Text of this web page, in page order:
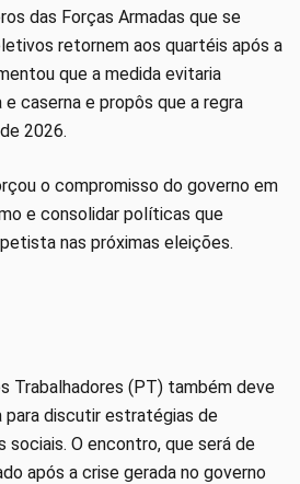
das Forças Armadas que se
retornem aos quartéis após a
que a medida evitaria
caserna e propôs que a regra
2026.
o compromisso do governo em
e consolidar políticas que
nas próximas eleições.
Trabalhadores (PT) também deve
para discutir estratégias de
sociais. O encontro, que será de
após a crise gerada no governo